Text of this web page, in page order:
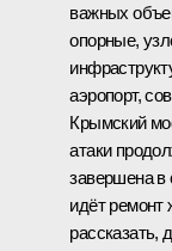
важных
опорные,
аэропорт,
Крымский
атаки
завершена в
идёт ремонт
рассказать,